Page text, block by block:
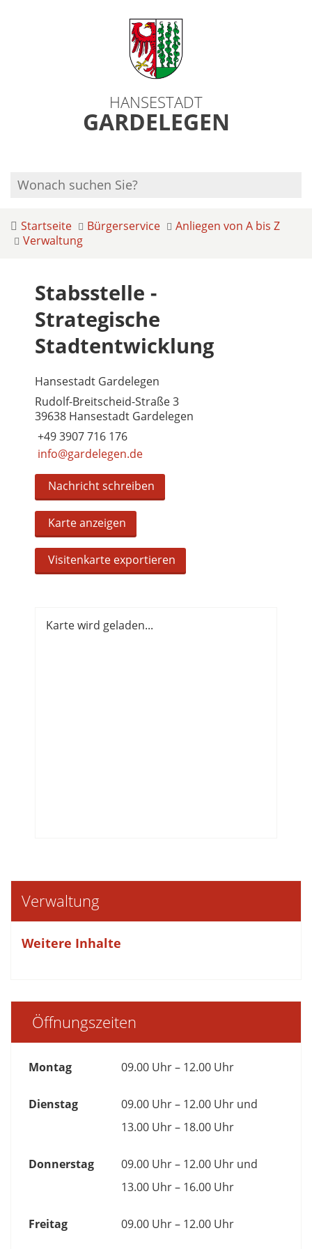
HANSESTADT
GARDELEGEN
Startseite Bürgerservice
Anliegen von A bis Z
Verwaltung
Stabsstelle -
Strategische
Stadtentwicklung
Hansestadt Gardelegen
Rudolf-Breitscheid-Straße 3
39638 Hansestadt Gardelegen
+49 3907 716 176
info@gardelegen.de
Nachricht schreiben
Karte anzeigen
Visitenkarte exportieren
Karte wird geladen...
Verwaltung
Weitere Inhalte
Öffnungszeiten
Montag 09.00 Uhr – 12.00 Uhr
Dienstag
09.00 Uhr – 12.00 Uhr und
13.00 Uhr – 18.00 Uhr
Donnerstag
09.00 Uhr – 12.00 Uhr und
13.00 Uhr – 16.00 Uhr
Freitag 09.00 Uhr – 12.00 Uhr